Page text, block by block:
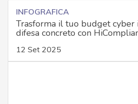
INFOGRAFICA
Trasforma il tuo budget cyber
difesa concreto con
12 Set 2025